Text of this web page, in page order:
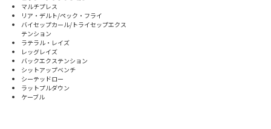
マルチプレス
リア・デルト/ペック・フライ
バイセップカール/トライセップエクス
テンション
ラテラル・レイズ
レッグレイズ
バックエクステンション
シットアップベンチ
シーテッドロー
ラットプルダウン
ケーブル